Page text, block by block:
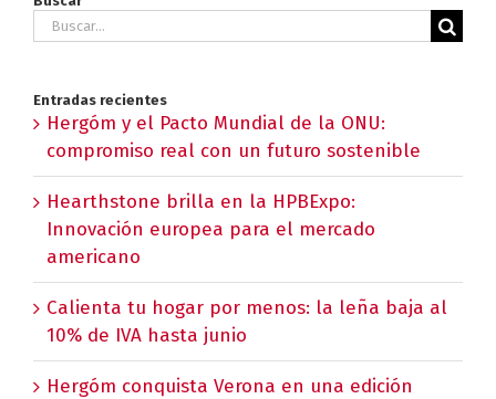
Buscar:
Entradas recientes
Hergóm y el Pacto Mundial de la ONU:
compromiso real con un futuro sostenible
Hearthstone brilla en la HPBExpo:
Innovación europea para el mercado
americano
Calienta tu hogar por menos: la leña baja al
10% de IVA hasta junio
Hergóm conquista Verona en una edición